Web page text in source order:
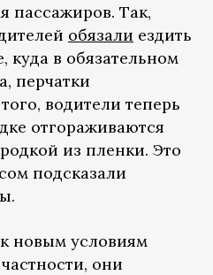
пассажиров. Так,
обязали ездить
куда в обязательном
перчатки
водители теперь
отгораживаются
из пленки. Это
подсказали
новым условиям
они